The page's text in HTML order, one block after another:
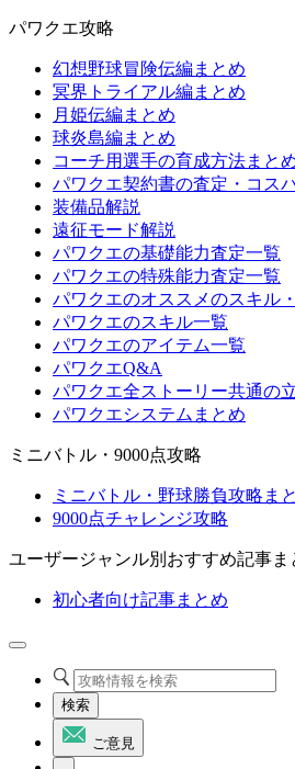
パワクエ攻略
幻想野球冒険伝編まとめ
冥界トライアル編まとめ
月姫伝編まとめ
球炎島編まとめ
コーチ用選手の育成方法まと
パワクエ契約書の査定・コス
装備品解説
遠征モード解説
パワクエの基礎能力査定一覧
パワクエの特殊能力査定一覧
パワクエのオススメのスキル
パワクエのスキル一覧
パワクエのアイテム一覧
パワクエQ&A
パワクエ全ストーリー共通の
パワクエシステムまとめ
ミニバトル・9000点攻略
ミニバトル・野球勝負攻略ま
9000点チャレンジ攻略
ユーザージャンル別おすすめ記事ま
初心者向け記事まとめ
検索
ご意見